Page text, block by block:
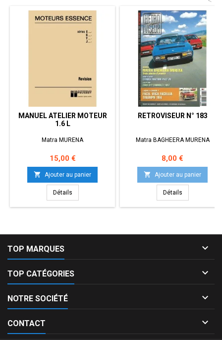
MANUEL ATELIER MOTEUR
1.6 L
Matra MURENA
Prix
15,00 €
 Ajouter au panier
Détails
RETROVISEUR N° 183
Matra BAGHEERA MURENA
Prix
8,00 €
 Ajouter au panier
Détails
TOP MARQUES 
TOP CATÉGORIES 
NOTRE SOCIÉTÉ 
CONTACT 